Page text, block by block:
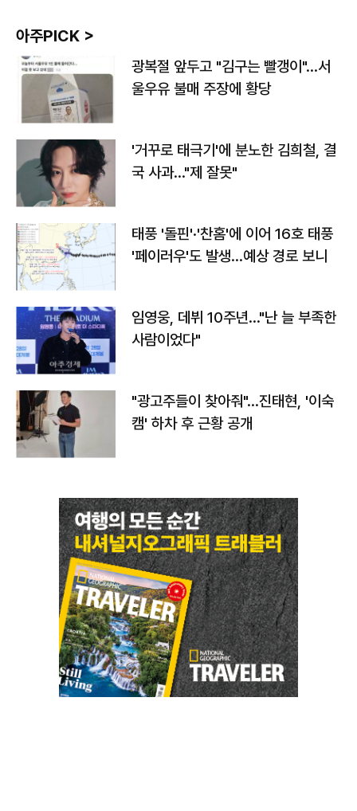
아주PICK >
광복절 앞두고 "김구는 빨갱이"…서
울우유 불매 주장에 황당
'거꾸로 태극기'에 분노한 김희철, 결
국 사과…"제 잘못"
태풍 '돌핀'·'찬홈'에 이어 16호 태풍
'페이러우'도 발생…예상 경로 보니
임영웅, 데뷔 10주년…"난 늘 부족한
사람이었다"
"광고주들이 찾아줘"…진태현, '이숙
캠' 하차 후 근황 공개